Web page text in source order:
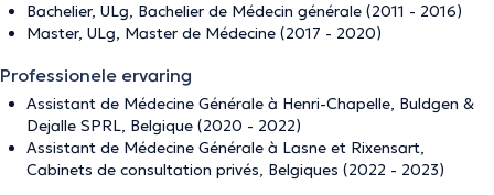
Bachelier, ULg, Bachelier de Médecin générale (2011 - 2016)
Master, ULg, Master de Médecine (2017 - 2020)
Professionele ervaring
Assistant de Médecine Générale à Henri-Chapelle, Buldgen &
Dejalle SPRL, Belgique (2020 - 2022)
Assistant de Médecine Générale à Lasne et Rixensart,
Cabinets de consultation privés, Belgiques (2022 - 2023)